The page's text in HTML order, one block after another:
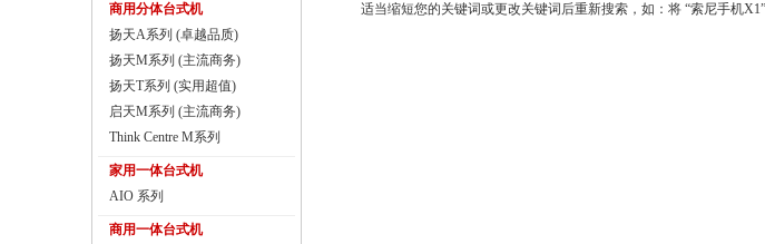
商用分体台式机
扬天A系列 (卓越品质)
扬天M系列 (主流商务)
扬天T系列 (实用超值)
启天M系列 (主流商务)
Think Centre M系列
家用一体台式机
AIO 系列
商用一体台式机
适当缩短您的关键词或更改关键词后重新搜索，如：将 “索尼手机